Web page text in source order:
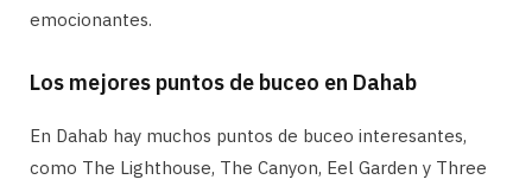
emocionantes.
Los mejores puntos de buceo en Dahab
En Dahab hay muchos puntos de buceo interesantes,
como The Lighthouse, The Canyon, Eel Garden y Three